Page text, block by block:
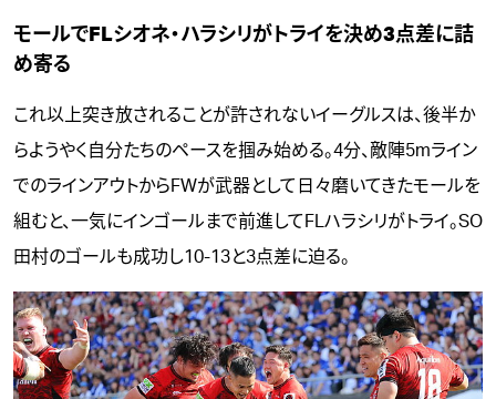
モールでFLシオネ・ハラシリがトライを決め3点差に詰
め寄る
これ以上突き放されることが許されないイーグルスは、後半か
らようやく自分たちのペースを掴み始める。4分、敵陣5mライン
でのラインアウトからFWが武器として日々磨いてきたモールを
組むと、一気にインゴールまで前進してFLハラシリがトライ。SO
田村のゴールも成功し10-13と3点差に迫る。